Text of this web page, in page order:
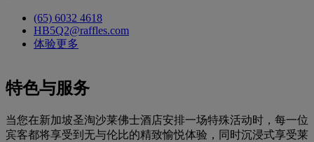
(65) 6032 4618
HB5Q2@raffles.com
体验更多
特色与服务
当您在新加坡圣淘沙莱佛士酒店安排一场特殊活动时，每一位
宾客都将享受到无与伦比的精致愉悦体验，同时沉浸式享受莱